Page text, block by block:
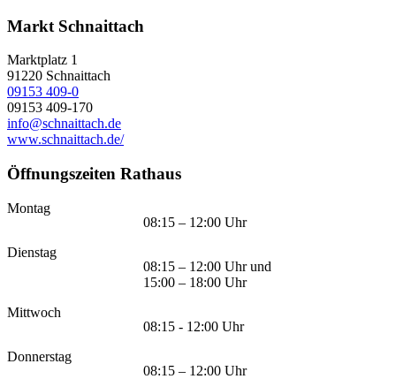
Markt Schnaittach
Marktplatz 1
91220 Schnaittach
09153 409-0
09153 409-170
info@schnaittach.de
www.schnaittach.de/
Öffnungszeiten Rathaus
Montag
08:15 – 12:00 Uhr
Dienstag
08:15 – 12:00 Uhr und
15:00 – 18:00 Uhr
Mittwoch
08:15 - 12:00 Uhr
Donnerstag
08:15 – 12:00 Uhr